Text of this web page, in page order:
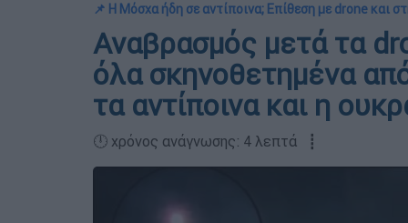
📌 Η Μόσχα ήδη σε αντίποινα; Επίθεση με drone και
Αναβρασμός μετά τα
όλα σκηνοθετημένα
τα αντίποινα και η
🕛 χρόνος ανάγνωσης: 4 λεπτά ┋